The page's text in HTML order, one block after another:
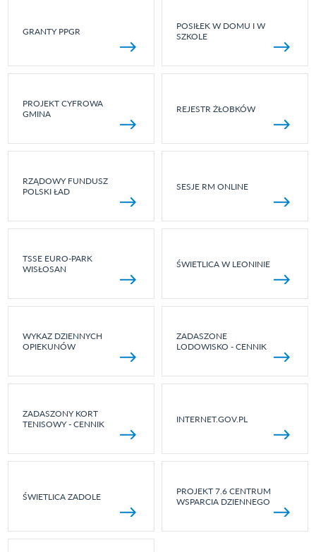
GRANTY PPGR
POSIŁEK W DOMU I W
SZKOLE
PROJEKT CYFROWA
GMINA
REJESTR ŻŁOBKÓW
RZĄDOWY FUNDUSZ
POLSKI ŁAD
SESJE RM ONLINE
TSSE EURO-PARK
WISŁOSAN
ŚWIETLICA W LEONINIE
WYKAZ DZIENNYCH
OPIEKUNÓW
ZADASZONE
LODOWISKO - CENNIK
ZADASZONY KORT
TENISOWY - CENNIK
INTERNET.GOV.PL
ŚWIETLICA ZADOLE
PROJEKT 7.6 CENTRUM
WSPARCIA DZIENNEGO